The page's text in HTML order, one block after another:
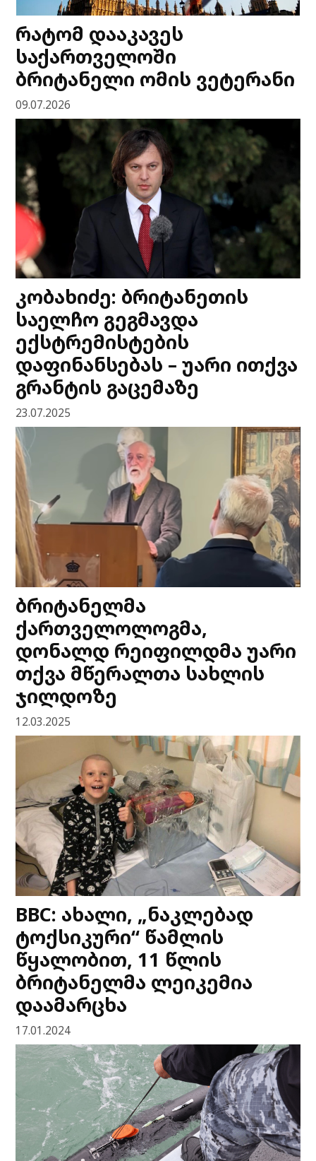
რატომ დააკავეს
საქართველოში
ბრიტანელი ომის ვეტერანი
09.07.2026
კობახიძე: ბრიტანეთის
საელჩო გეგმავდა
ექსტრემისტების
დაფინანსებას – უარი ითქვა
გრანტის გაცემაზე
23.07.2025
ბრიტანელმა
ქართველოლოგმა,
დონალდ რეიფილდმა უარი
თქვა მწერალთა სახლის
ჯილდოზე
12.03.2025
BBC: ახალი, „ნაკლებად
ტოქსიკური“ წამლის
წყალობით, 11 წლის
ბრიტანელმა ლეიკემია
დაამარცხა
17.01.2024